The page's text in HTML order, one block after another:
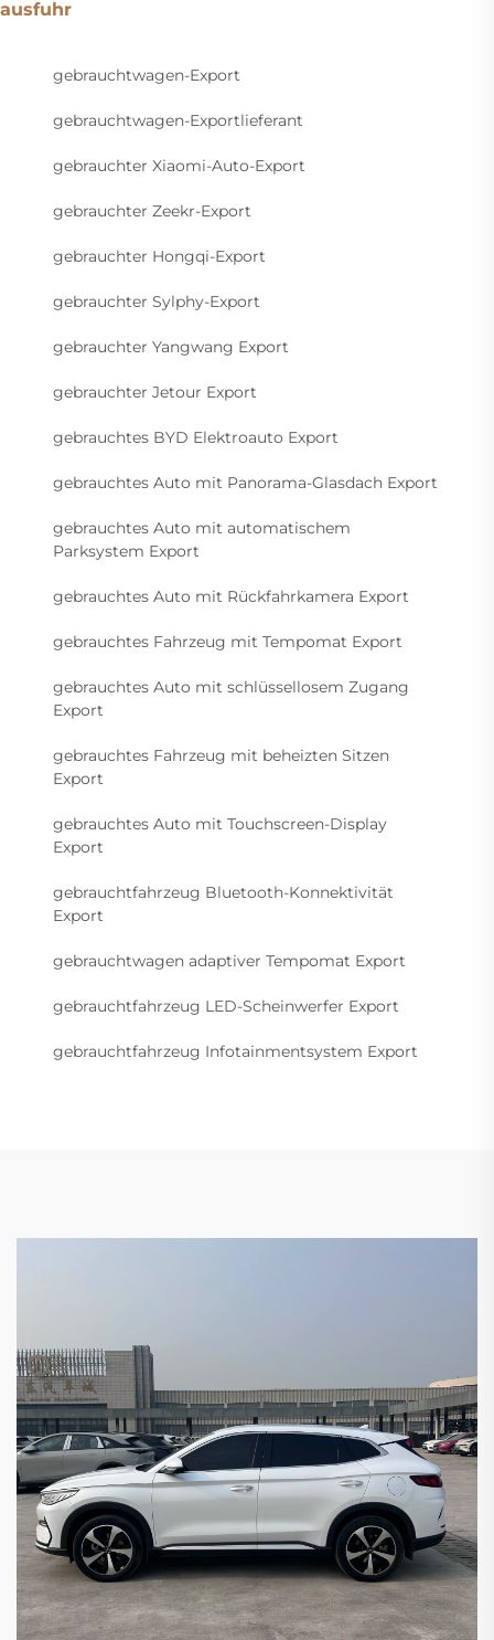
ausfuhr
gebrauchtwagen-Export
gebrauchtwagen-Exportlieferant
gebrauchter Xiaomi-Auto-Export
gebrauchter Zeekr-Export
gebrauchter Hongqi-Export
gebrauchter Sylphy-Export
gebrauchter Yangwang Export
gebrauchter Jetour Export
gebrauchtes BYD Elektroauto Export
gebrauchtes Auto mit Panorama-Glasdach Export
gebrauchtes Auto mit automatischem
Parksystem Export
gebrauchtes Auto mit Rückfahrkamera Export
gebrauchtes Fahrzeug mit Tempomat Export
gebrauchtes Auto mit schlüssellosem Zugang
Export
gebrauchtes Fahrzeug mit beheizten Sitzen
Export
gebrauchtes Auto mit Touchscreen-Display
Export
gebrauchtfahrzeug Bluetooth-Konnektivität
Export
gebrauchtwagen adaptiver Tempomat Export
gebrauchtfahrzeug LED-Scheinwerfer Export
gebrauchtfahrzeug Infotainmentsystem Export